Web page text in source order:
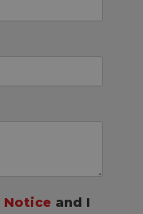
Notice and I